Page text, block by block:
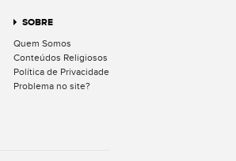
SOBRE
Quem Somos
Conteúdos Religiosos
Política de Privacidade
Problema no site?